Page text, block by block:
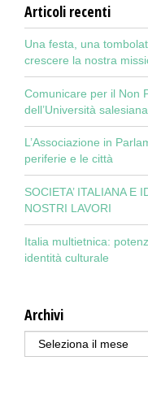
Articoli recenti
Una festa, una
crescere la nostra
Comunicare per il Non
dell’Università salesiana
L’Associazione in
periferie e le città
SOCIETA’ ITALIANA E
NOSTRI LAVORI
Italia multietnica:
identità culturale
Archivi
Archivi